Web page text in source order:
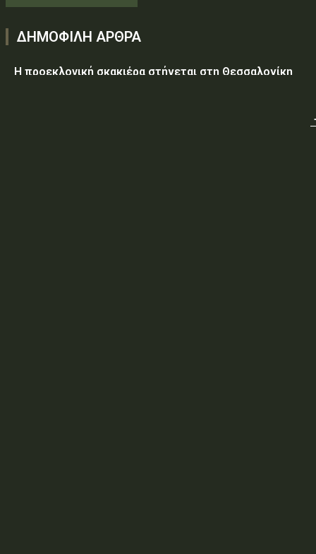
ΔΗΜΟΦΙΛΗ ΑΡΘΡΑ
Η προεκλογική σκακιέρα στήνεται στη Θεσσαλονίκη
Υεμένη: Στους 58 οι νεκροί, δεκάδες οι τραυματίες από